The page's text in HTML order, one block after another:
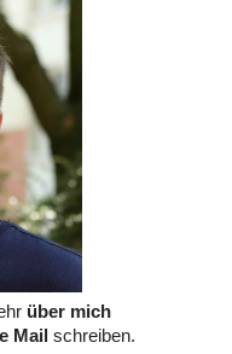
über mich
Mailschreiben.